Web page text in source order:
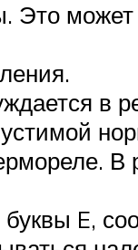
может
в
В
E,